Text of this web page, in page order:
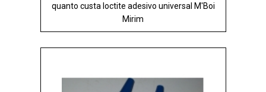
quanto custa loctite adesivo universal M'Boi
Mirim